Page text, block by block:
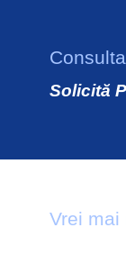
Solicită
Vrei mai